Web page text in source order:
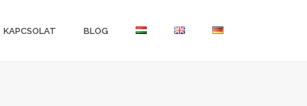
KAPCSOLAT BLOG